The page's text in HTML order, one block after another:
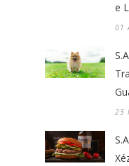
e
01
23